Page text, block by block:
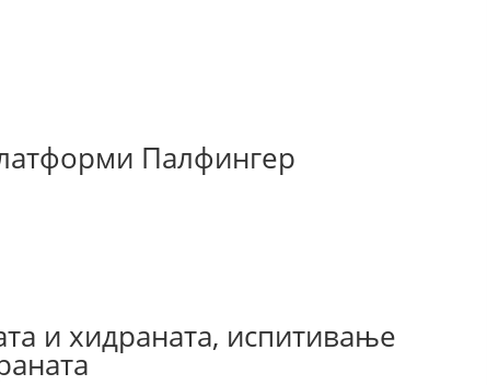
Палфингер
и хидраната, испитивање